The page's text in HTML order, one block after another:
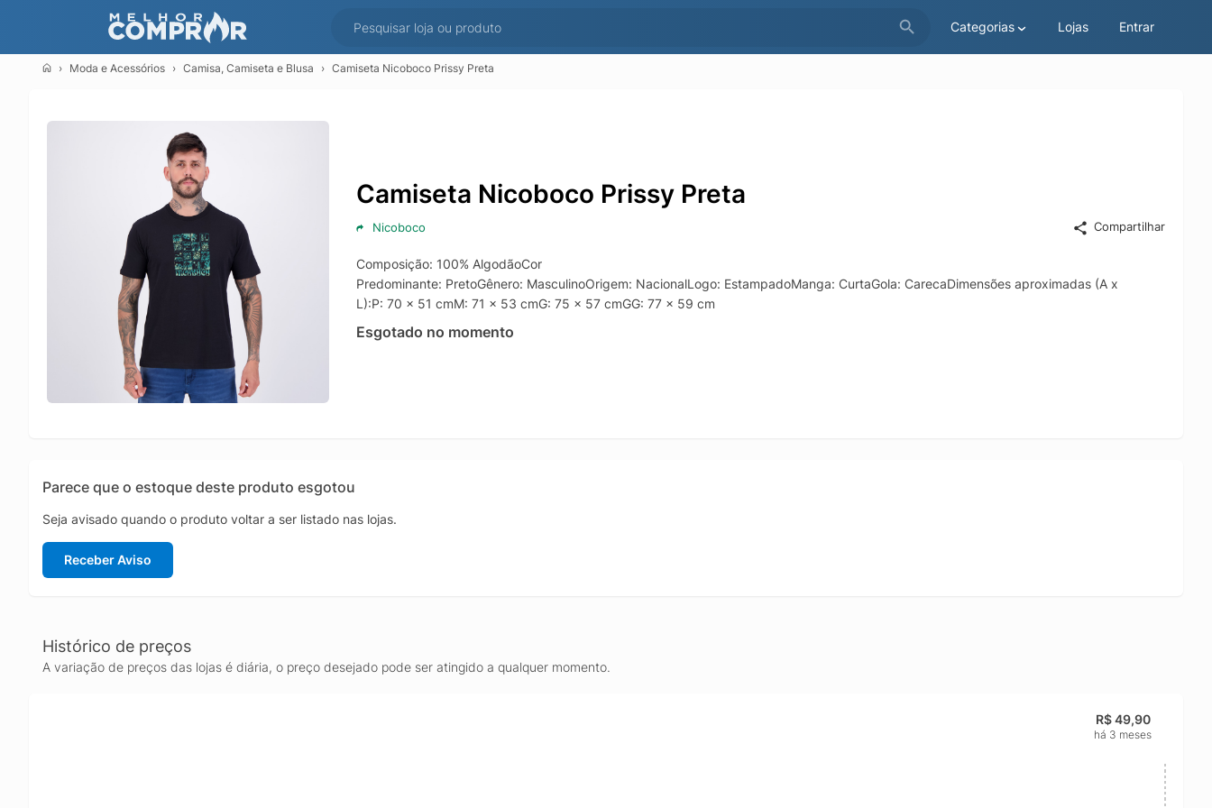
Categorias Lojas Entrar
Moda e Acessórios Camisa, Camiseta e Blusa Camiseta Nicoboco Prissy Preta
Camiseta Nicoboco Prissy Preta
Nicoboco Compartilhar
Composição: 100% AlgodãoCor
Predominante: PretoGênero: MasculinoOrigem: NacionalLogo: EstampadoManga: CurtaGola: CarecaDimensões aproximadas (A x
L):P: 70 x 51 cmM: 71 x 53 cmG: 75 x 57 cmGG: 77 x 59 cm
Esgotado no momento
Parece que o estoque deste produto esgotou
Seja avisado quando o produto voltar a ser listado nas lojas.
Receber Aviso
Histórico de preços
A variação de preços das lojas é diária, o preço desejado pode ser atingido a qualquer momento.
R$ 49,90
há 3 meses